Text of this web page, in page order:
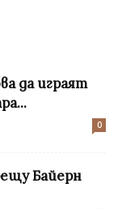
да играят
0
Байерн